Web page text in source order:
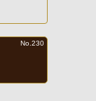
No.230